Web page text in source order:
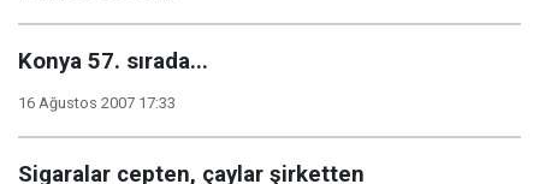
Konya 57. sırada...
16 Ağustos 2007 17:33
Sigaralar cepten, çaylar şirketten